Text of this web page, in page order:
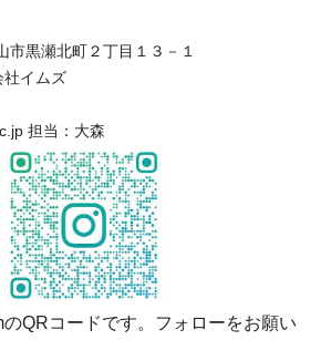
黒瀬北町２丁目１３－１
イムズ
担当：大森
QRコードです。フォローをお願い